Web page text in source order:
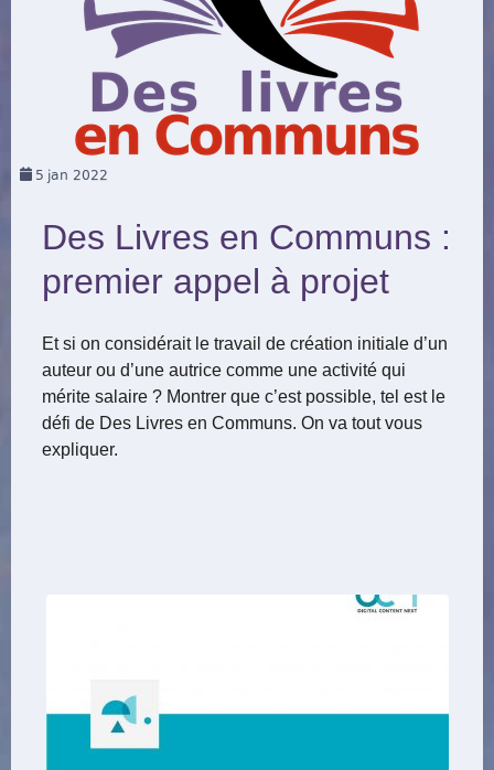
5 jan 2022
Des Livres en Communs :
premier appel à projet
Et si on considérait le travail de création initiale d’un
auteur ou d’une autrice comme une activité qui
mérite salaire ? Montrer que c’est possible, tel est le
défi de Des Livres en Communs. On va tout vous
expliquer.